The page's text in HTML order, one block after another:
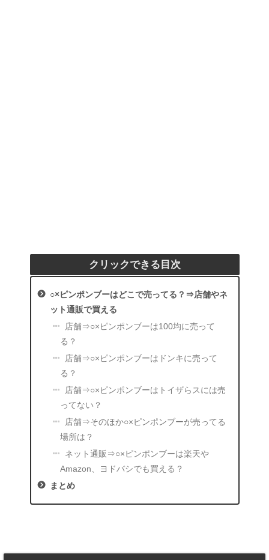
クリックできる目次
○×ピンポンブーはどこで売ってる？⇒店舗やネ
ット通販で買える
店舗⇒○×ピンポンブーは100均に売って
る？
店舗⇒○×ピンポンブーはドンキに売って
る？
店舗⇒○×ピンポンブーはトイザらスには売
ってない？
店舗⇒そのほか○×ピンポンブーが売ってる
場所は？
ネット通販⇒○×ピンポンブーは楽天や
Amazon、ヨドバシでも買える？
まとめ